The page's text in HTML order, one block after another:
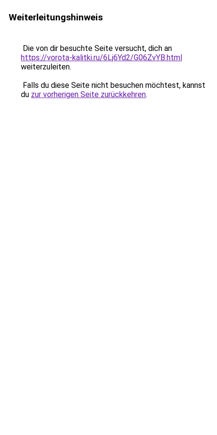
Weiterleitungshinweis
Die von dir besuchte Seite versucht, dich an
https://vorota-kalitki.ru/6Lj6Yd2/G06ZvYB.html
weiterzuleiten.
Falls du diese Seite nicht besuchen möchtest, kannst
du zur vorherigen Seite zurückkehren.